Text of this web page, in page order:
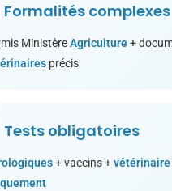
Formalitéscomplexes
MinistèreAgriculture+
précis
Tests obligatoires
+ vaccins +vétérinaire